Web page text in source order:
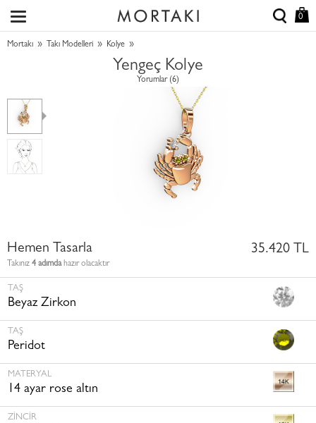
0
Mortakı » Takı Modelleri » Kolye »
Yengeç Kolye
Yorumlar (6)
Hemen Tasarla
Takınız 4 adımdahazır olacaktır
35.420 TL
TAŞ
Beyaz Zirkon
TAŞ
Peridot
MATERYAL
14 ayar rose altın
ZINCIR